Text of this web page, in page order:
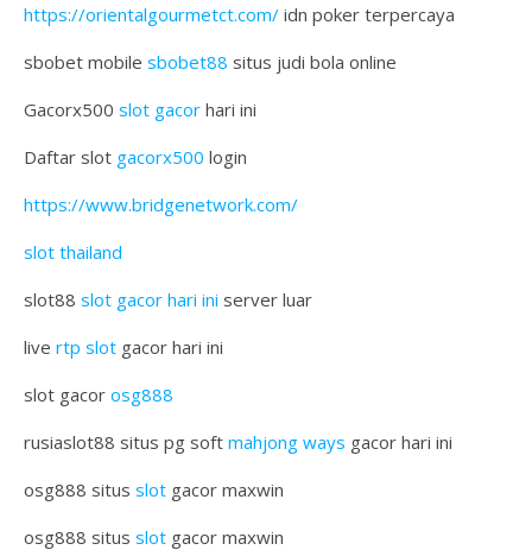
https://orientalgourmetct.com/ idn poker terpercaya
sbobet mobile sbobet88 situs judi bola online
Gacorx500 slot gacor hari ini
Daftar slot gacorx500 login
https://www.bridgenetwork.com/
slot thailand
slot88 slot gacor hari ini server luar
live rtp slot gacor hari ini
slot gacor osg888
rusiaslot88 situs pg soft mahjong ways gacor hari ini
osg888 situs slot gacor maxwin
osg888 situs slot gacor maxwin